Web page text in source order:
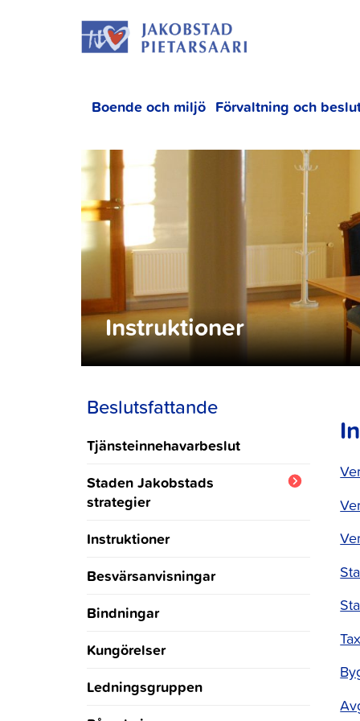
Boende och miljö Förvaltning och
Instruktioner
Beslutsfattande
Tjänsteinnehavarbeslut
Staden Jakobstads
strategier
Staden Jakobstads
tvåspråkighetsprogram 2024-
2030
Anvisning för sociala medier
klimatstrategi
Instruktioner
Besvärsanvisningar
Bindningar
Kungörelser
Ledningsgruppen